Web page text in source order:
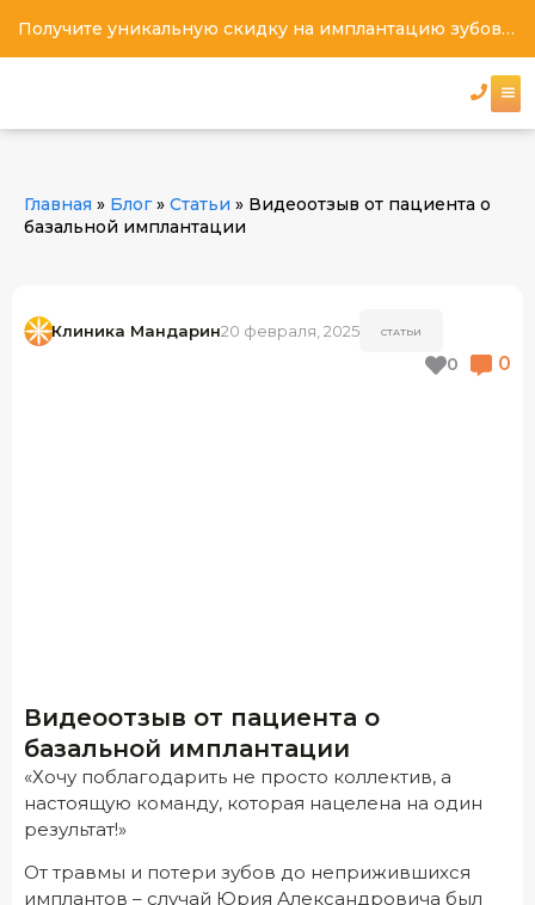
Получите уникальную скидку на имплантацию зубов под ключ
Главная » Блог» Статьи » Видеоотзыв от пациента о
базальной имплантации
Клиника Мандарин20 февраля, 2025 СТАТЬИ
0 0
Видеоотзыв от пациента о
базальной имплантации
«Хочу поблагодарить не просто коллектив, а
настоящую команду, которая нацелена на один
результат!»
От травмы и потери зубов до неприжившихся
имплантов – случай Юрия Александровича был